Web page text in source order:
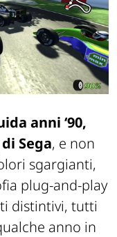
anni ‘90,
Sega, e non
sgargianti,
plug-and-play
distintivi, tutti
anno in